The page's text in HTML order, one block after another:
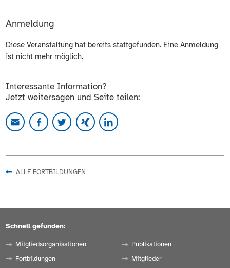
Anmeldung
Diese Veranstaltung hat bereits stattgefunden. Eine Anmeldung
ist nicht mehr möglich.
Interessante Information?
Jetzt weitersagen und Seite teilen:
ALLE FORTBILDUNGEN
Schnell gefunden:
Mitgliedsorganisationen
Fortbildungen
Publikationen
Mitglieder